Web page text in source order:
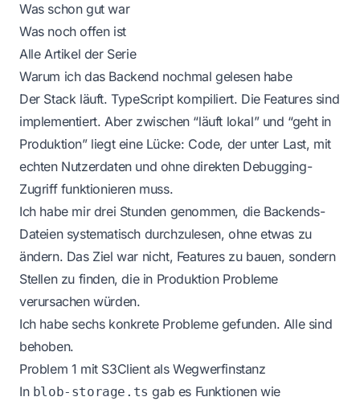
Was schon gut war
Was noch offen ist
Alle Artikel der Serie
Warum ich das Backend nochmal gelesen habe
Der Stack läuft. TypeScript kompiliert. Die Features sind
implementiert. Aber zwischen “läuft lokal” und “geht in
Produktion” liegt eine Lücke: Code, der unter Last, mit
echten Nutzerdaten und ohne direkten Debugging-
Zugriff funktionieren muss.
Ich habe mir drei Stunden genommen, die Backends-
Dateien systematisch durchzulesen, ohne etwas zu
ändern. Das Ziel war nicht, Features zu bauen, sondern
Stellen zu finden, die in Produktion Probleme
verursachen würden.
Ich habe sechs konkrete Probleme gefunden. Alle sind
behoben.
Problem 1 mit S3Client als Wegwerfinstanz
In blob-storage.ts gab es Funktionen wie